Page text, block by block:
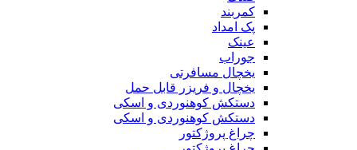
کمربند
پک امداد
عینک
جوراب
یخچال مسافرتی
یخچال و فریزر قابل حمل
دستکش کوهنوردی و اسکی
دستکش کوهنوردی و اسکی
چراغ پروژکتور